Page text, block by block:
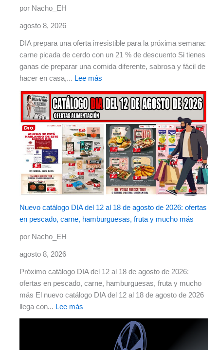
por Nacho_EH
agosto 8, 2026
DIA prepara una oferta irresistible para la próxima semana:
carne picada de cerdo con un 21 % de descuento Si tienes
ganas de preparar una comida diferente, sabrosa y fácil de
hacer en casa,... Lee más
Nuevo catálogo DIA del 12 al 18 de agosto de 2026: ofertas
en pescado, carne, hamburguesas, fruta y mucho más
por Nacho_EH
agosto 8, 2026
Próximo catálogo DIA del 12 al 18 de agosto de 2026:
ofertas en pescado, carne, hamburguesas, fruta y mucho
más El nuevo catálogo DIA del 12 al 18 de agosto de 2026
llega con... Lee más